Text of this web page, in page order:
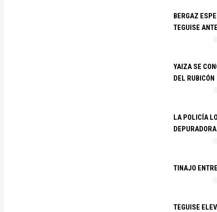
BERGAZ
TEGUISE
YAIZA SE
DEL RUBICÓN
LA POLICÍA
TINAJO
TEGUISE